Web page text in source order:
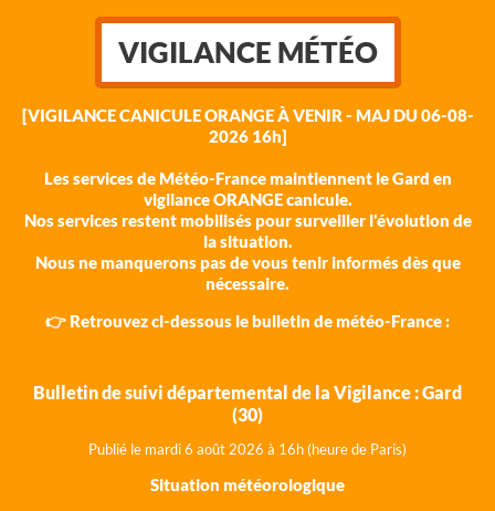
VIGILANCE MÉTÉO
[VIGILANCE CANICULE ORANGE À VENIR - MAJ DU 06-08-
2026 16h]
Les services de Météo-France maintiennent le Gard en
vigilance ORANGE canicule.
Nos services restent mobilisés pour surveiller l'évolution de
la situation.
Nous ne manquerons pas de vous tenir informés dès que
nécessaire.
👉 Retrouvez ci-dessous le bulletin de météo-France :
Bulletin de suivi départemental de la Vigilance : Gard
(30)
Publié le mardi 6 août 2026 à 16h (heure de Paris)
Situation météorologique